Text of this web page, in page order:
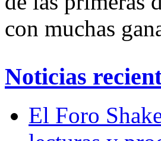
con muchas
Noticias
El Foro